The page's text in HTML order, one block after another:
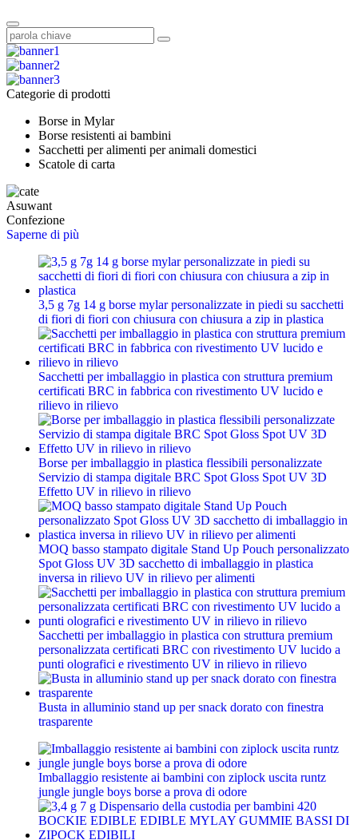
Categorie di prodotti
Borse in Mylar
Borse resistenti ai bambini
Sacchetti per alimenti per animali domestici
Scatole di carta
Asuwant
Confezione
Saperne di più
3,5 g 7g 14 g borse mylar personalizzate in piedi su sacchetti
di fiori di fiori con chiusura con chiusura a zip in plastica
Sacchetti per imballaggio in plastica con struttura premium
certificati BRC in fabbrica con rivestimento UV lucido e
rilievo in rilievo
Borse per imballaggio in plastica flessibili personalizzate
Servizio di stampa digitale BRC Spot Gloss Spot UV 3D
Effetto UV in rilievo in rilievo
MOQ basso stampato digitale Stand Up Pouch personalizzato
Spot Gloss UV 3D sacchetto di imballaggio in plastica
inversa in rilievo UV in rilievo per alimenti
Sacchetti per imballaggio in plastica con struttura premium
personalizzata certificati BRC con rivestimento UV lucido a
punti olografici e rivestimento UV in rilievo in rilievo
Busta in alluminio stand up per snack dorato con finestra
trasparente
Imballaggio resistente ai bambini con ziplock uscita runtz
jungle jungle boys borse a prova di odore